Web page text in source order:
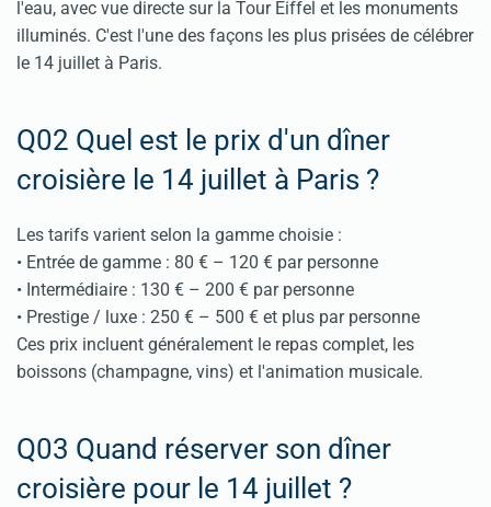
l'eau, avec vue directe sur la Tour Eiffel et les monuments
illuminés. C'est l'une des façons les plus prisées de célébrer
le 14 juillet à Paris.
Q02 Quel est le prix d'un dîner
croisière le 14 juillet à Paris ?
Les tarifs varient selon la gamme choisie :
• Entrée de gamme : 80 € – 120 € par personne
• Intermédiaire : 130 € – 200 € par personne
• Prestige / luxe : 250 € – 500 € et plus par personne
Ces prix incluent généralement le repas complet, les
boissons (champagne, vins) et l'animation musicale.
Q03 Quand réserver son dîner
croisière pour le 14 juillet ?